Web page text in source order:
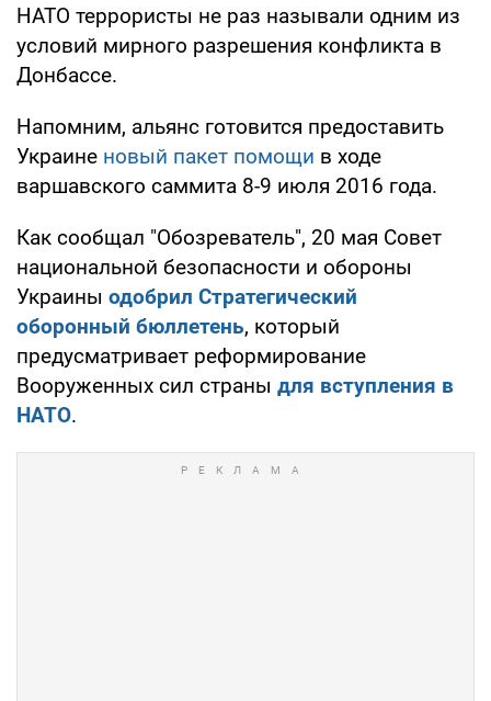
НАТО террористы не раз называли одним из
условий мирного разрешения конфликта в
Донбассе.
Напомним, альянс готовится предоставить
Украине новый пакет помощи в ходе
варшавского саммита 8-9 июля 2016 года.
Как сообщал "Обозреватель", 20 мая Совет
национальной безопасности и обороны
Украины одобрил Стратегический
оборонный бюллетень, который
предусматривает реформирование
Вооруженных сил страны для вступления в
НАТО.